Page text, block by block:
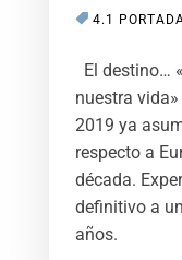
4.1
El destino…
nuestra
2019 ya
respecto a
década.
definitivo a
años.